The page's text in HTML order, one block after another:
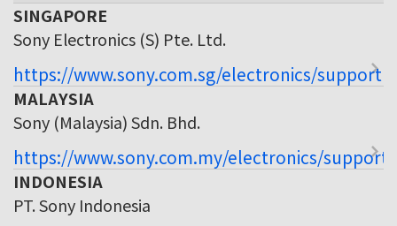
SINGAPORE
Sony Electronics (S) Pte. Ltd.
https://www.sony.com.sg/electronics/support
MALAYSIA
Sony (Malaysia) Sdn. Bhd.
https://www.sony.com.my/electronics/support
INDONESIA
PT. Sony Indonesia